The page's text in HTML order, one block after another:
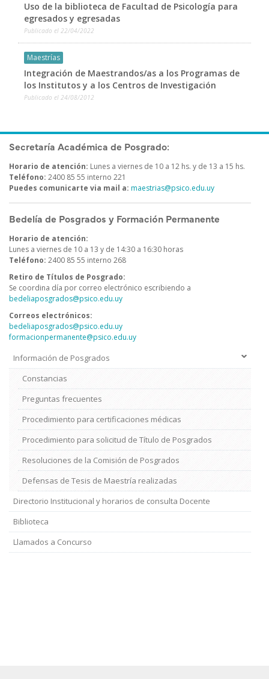
Secretaría Académica de Posgrado:
Horario de atención: Lunes a viernes de 10 a 12 hs. y de 13 a 15 hs.
Teléfono: 2400 85 55 interno 221
Puedes comunicarte via mail a: maestrias@psico.edu.uy
Bedelía de Posgrados y Formación Permanente
Horario de atención:
Lunes a viernes de 10 a 13 y de 14:30 a 16:30 horas
Teléfono: 2400 85 55 interno 268
Retiro de Títulos de Posgrado:
Se coordina día por correo electrónico escribiendo a
bedeliaposgrados@psico.edu.uy
Correos electrónicos:
bedeliaposgrados@psico.edu.uy
formacionpermanente@psico.edu.uy
Menú
Estudiantes
de
Posgrado
Información de Posgrados
Constancias
Preguntas frecuentes
Procedimiento para certificaciones médicas
Procedimiento para solicitud de Título de Posgrados
Resoluciones de la Comisión de Posgrados
Defensas de Tesis de Maestría realizadas
Directorio Institucional y horarios de consulta Docente
Biblioteca
Llamados a Concurso
Uso de la biblioteca de Facultad de Psicología para
egresados y egresadas
Publicado el 22/04/2022
Maestrías
Integración de Maestrandos/as a los Programas de
los Institutos y a los Centros de Investigación
Publicado el 24/08/2012